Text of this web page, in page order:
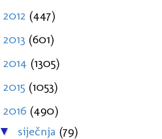
2012 (447)
2013 (601)
2014 (1305)
2015 (1053)
2016 (490)
▼ siječnja (79)